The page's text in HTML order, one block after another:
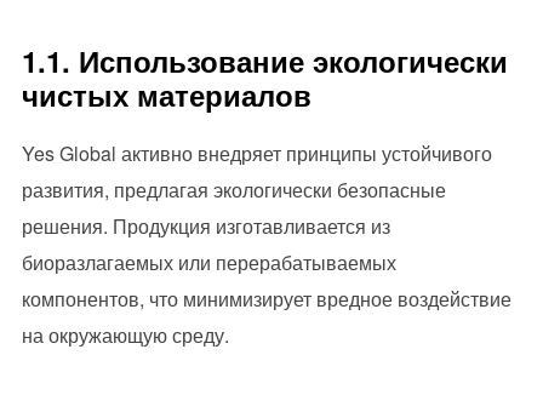
1.1. Использование экологически
чистых материалов
Yes Global активно внедряет принципы устойчивого
развития, предлагая экологически безопасные
решения. Продукция изготавливается из
биоразлагаемых или перерабатываемых
компонентов, что минимизирует вредное воздействие
на окружающую среду.